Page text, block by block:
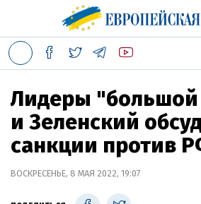
Лидеры "большой
и Зеленский
санкции против
ВОСКРЕСЕНЬЕ, 8 МАЯ 2022, 19:07